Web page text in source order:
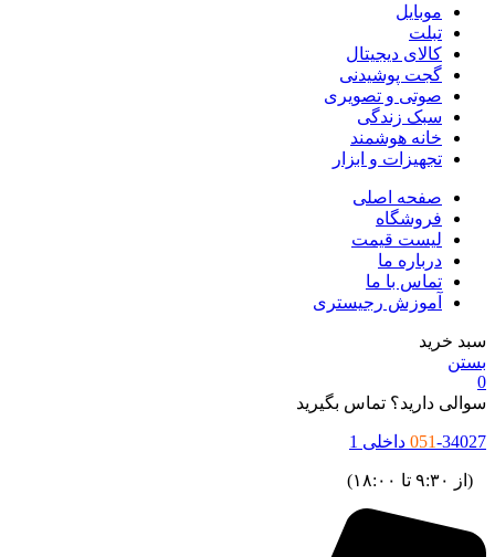
موبایل
تبلت
کالای دیجیتال
گجت پوشیدنی
صوتی و تصویری
سبک زندگی
خانه هوشمند
تجهیزات و ابزار
صفحه اصلی
فروشگاه
لیست قیمت
درباره ما
تماس با ما
آموزش رجیستری
سبد خرید
بستن
0
سوالی دارید؟ تماس بگیرید
051-34027 داخلی 1
(از ۹:۳۰ تا ۱۸:۰۰)